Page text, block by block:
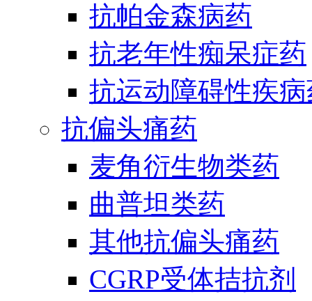
抗帕金森病药
抗老年性痴呆症药
抗运动障碍性疾
抗偏头痛药
麦角衍生物类药
曲普坦类药
其他抗偏头痛药
CGRP受体拮抗剂